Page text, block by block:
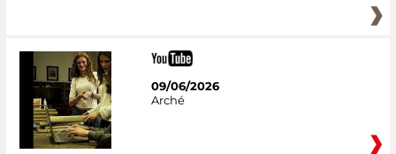
09/06/2026
Arché